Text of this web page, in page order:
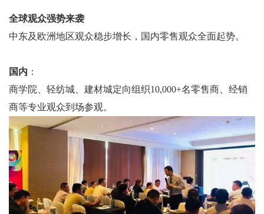
全球观众强势来袭
中东及欧洲地区观众稳步增长，国内零售观众全面起势。
国内 ：
商学院、轻纺城、建材城定向组织10,000+名零售商、经销
商等专业观众到场参观。